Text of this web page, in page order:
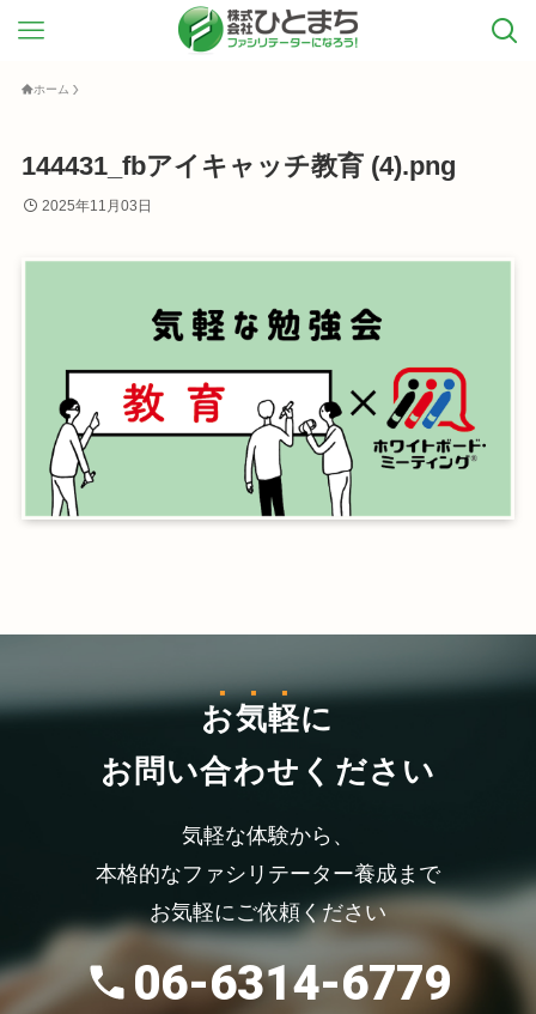
ホーム
144431_fbアイキャッチ教育 (4).png
2025年11月03日
お気軽に
お問い合わせください
気軽な体験から、
本格的なファシリテーター養成まで
お気軽にご依頼ください
06-6314-6779